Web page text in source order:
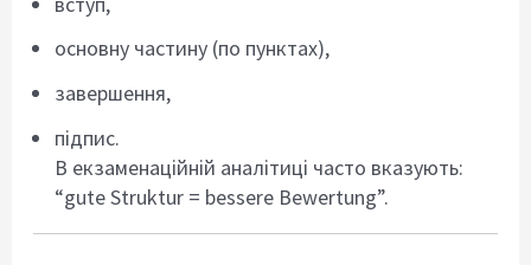
основну частину (по пунктах),
завершення,
підпис.
В екзаменаційній аналітиці часто вказують:
“gute Struktur = bessere Bewertung”.